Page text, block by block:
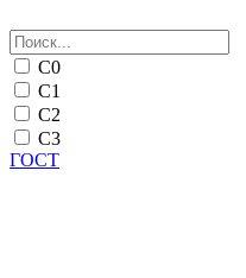
С0
С1
С2
С3
ГОСТ